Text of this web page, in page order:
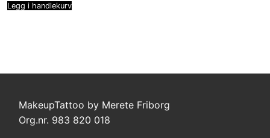
Legg i handlekurv
MakeupTattoo by Merete Friborg
Org.nr. 983 820 018